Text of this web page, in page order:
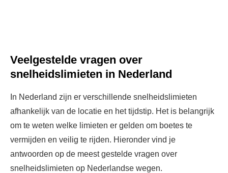
Veelgestelde vragen over
snelheidslimieten in Nederland
In Nederland zijn er verschillende snelheidslimieten
afhankelijk van de locatie en het tijdstip. Het is belangrijk
om te weten welke limieten er gelden om boetes te
vermijden en veilig te rijden. Hieronder vind je
antwoorden op de meest gestelde vragen over
snelheidslimieten op Nederlandse wegen.